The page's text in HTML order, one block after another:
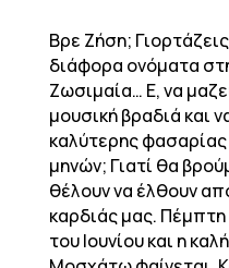
Βρε Ζήση;
διάφορα ονόματα
Ζωσιμαία… Ε, να
μουσική βραδιά και
καλύτερης
μηνών; Γιατί θα
θέλουν να έλθουν
καρδιάς μας.
του Ιουνίου και η